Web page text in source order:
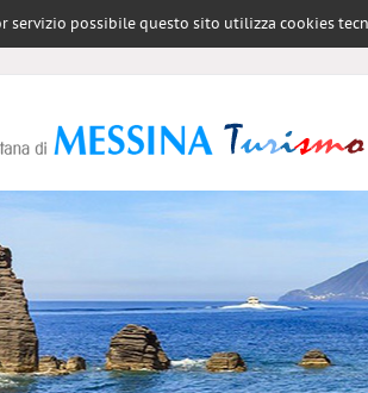
servizio possibile questo sito utilizza cookies
conformità